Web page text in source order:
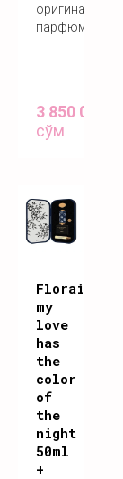
оригинальный
парфюм
3 850 000
сўм
Floraiku
my
love
has
the
color
of
the
night
50ml
+